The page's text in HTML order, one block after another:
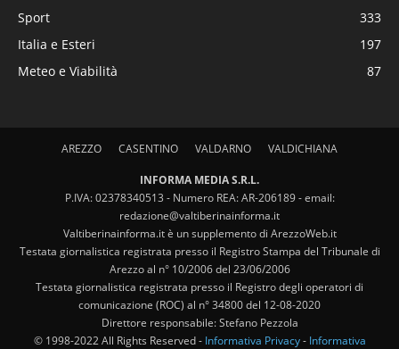
Sport
333
Italia e Esteri
197
Meteo e Viabilità
87
AREZZO CASENTINO VALDARNO VALDICHIANA
INFORMA MEDIA S.R.L.
P.IVA: 02378340513 - Numero REA: AR-206189 - email:
redazione@valtiberinainforma.it
Valtiberinainforma.it è un supplemento di ArezzoWeb.it
Testata giornalistica registrata presso il Registro Stampa del Tribunale di
Arezzo al n° 10/2006 del 23/06/2006
Testata giornalistica registrata presso il Registro degli operatori di
comunicazione (ROC) al n° 34800 del 12-08-2020
Direttore responsabile: Stefano Pezzola
© 1998-2022 All Rights Reserved - Informativa Privacy- Informativa